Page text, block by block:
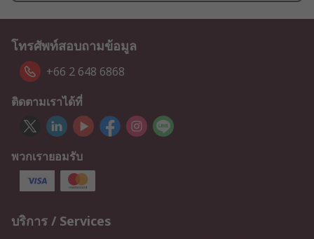
โทรศัพท์สอบถามข้อมูล
+66 2 648 6868
ติดตามเราได้ที่
พวกเรายอมรับ
บริการ / Services